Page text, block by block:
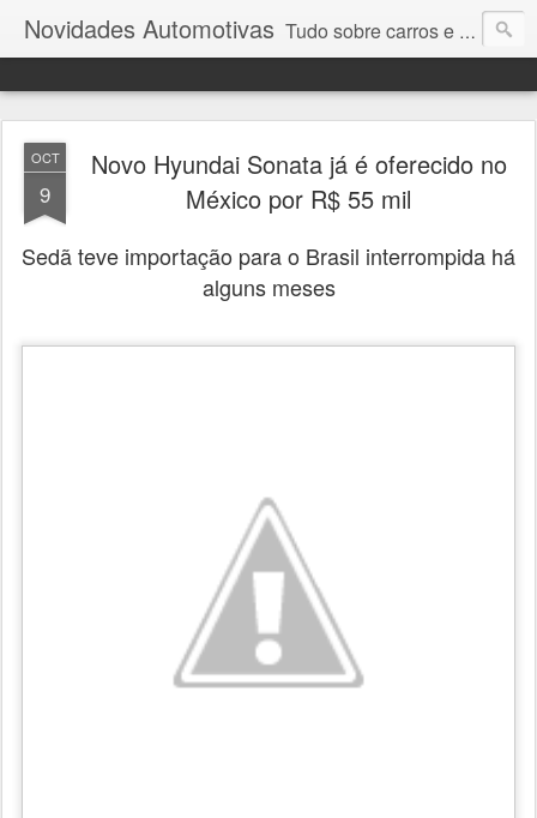
Novidades Automotivas Tudo sobre carros e motores
OCT
9
Novo Hyundai Sonata já é oferecido no
México por R$ 55 mil
Sedã teve importação para o Brasil interrompida há
alguns meses